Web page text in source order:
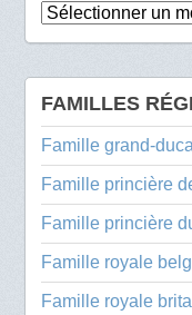
Archives
FAMILLES
Famille grand-
Famille princière
Famille princière
Famille royale
Famille royale